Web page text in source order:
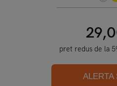
pret redus de la
ALERTA